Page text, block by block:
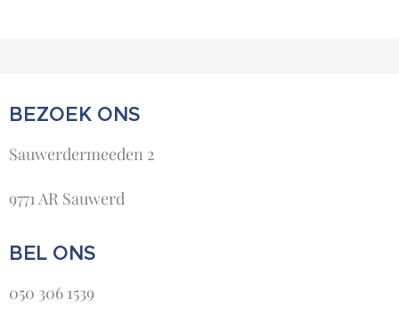
BEZOEK ONS
Sauwerdermeeden 2
9771 AR Sauwerd
BEL ONS
050 306 1539